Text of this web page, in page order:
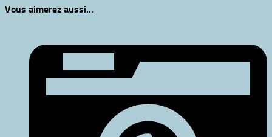
Vous aimerez aussi...